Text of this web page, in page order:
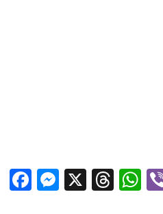
Facebook
X